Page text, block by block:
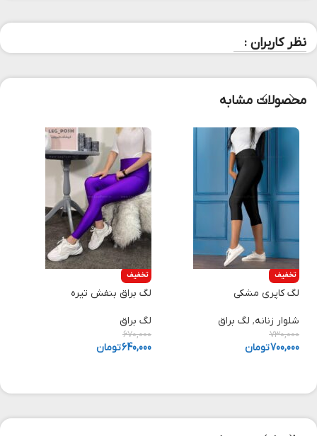
نظر کاربران :
محصولات مشابه
تخفیف
لگ کاپری مشکی
شلوار زنانه, لگ براق
730,000
700,000تومان
تخفیف
لگ براق بنفش تیره
لگ براق
670,000
640,000تومان